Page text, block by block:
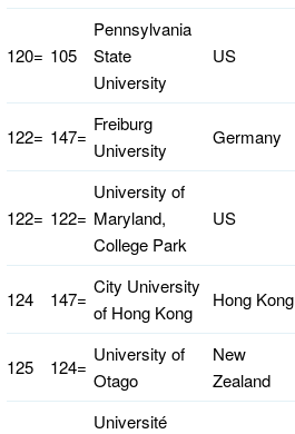
120= 105
Pennsylvania
State
University
US
122= 147=
Freiburg
University
Germany
122= 122=
University of
Maryland,
College Park
US
124 147=
City University
of Hong Kong
Hong Kong
125 124=
University of
Otago
New
Zealand
Université